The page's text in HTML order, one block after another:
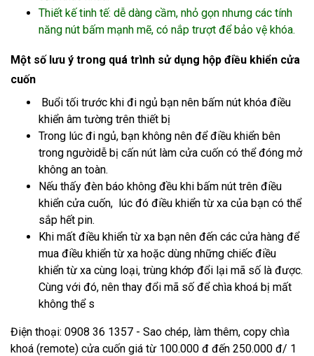
Thiết kế tinh tế: dễ dàng cầm, nhỏ gọn nhưng các tính
năng nút bấm mạnh mẽ, có nắp trượt để bảo vệ khóa.
Một số lưu ý trong quá trình sử dụng hộp điều khiển cửa
cuốn
Buổi tối trước khi đi ngủ bạn nên bấm nút khóa điều
khiển âm tường trên thiết bị
Trong lúc đi ngủ, bạn không nên để điều khiển bên
trong ngườidễ bị cấn nút làm cửa cuốn có thể đóng mở
không an toàn.
Nếu thấy đèn báo không đều khi bấm nút trên điều
khiển cửa cuốn, lúc đó điều khiển từ xa của bạn có thể
sắp hết pin.
Khi mất điều khiển từ xa bạn nên đến các cửa hàng để
mua điều khiển từ xa hoặc dùng những chiếc điều
khiển từ xa cùng loại, trùng khớp đổi lại mã số là được.
Cùng với đó, nên thay đổi mã số để chìa khoá bị mất
không thể s
Điện thoại: 0908 36 1357 - Sao chép, làm thêm, copy chìa
khoá (remote) cửa cuốn giá từ 100.000 đ đến 250.000 đ/ 1